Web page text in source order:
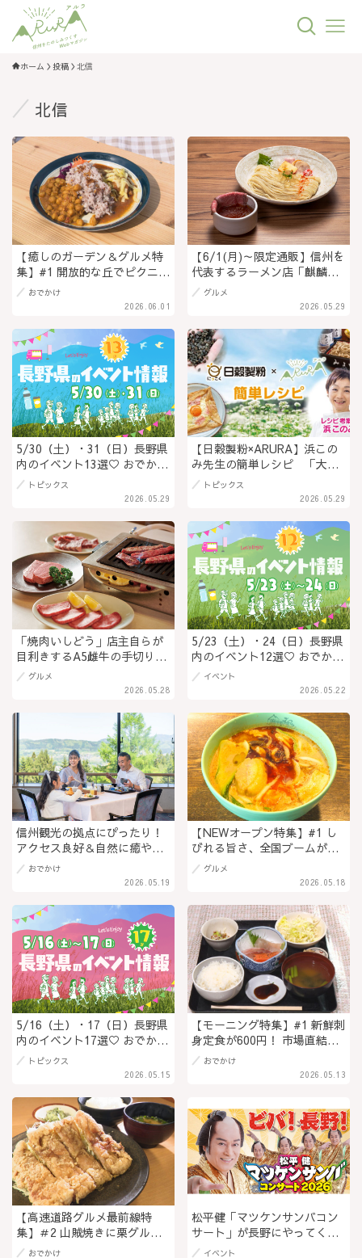
ホーム 投稿 北信
北信
【癒しのガーデン＆グルメ特
集】#1 開放的な丘でピクニッ
ク気分！ 『サンクゼールの
丘』 リニューアルした庭で
飯綱町
2026.06.01
おでかけ
【6/1(月)～限定通販】信州を
代表するラーメン店「麒麟
児」とその一門が手がける、
待望の第二弾セット。自宅の
のつけダレを一度に食べ比べ
られる贅沢な一品（PR）
2026.05.29
グルメ
5/30（土）・31（日）長野県
内のイベント13選♡ おでかけ
を楽しもう！
2026.05.29
トピックス
【日穀製粉×ARURA】浜この
み先生の簡単レシピ 「大葉
もちせんべい」（PR）
2026.05.29
トピックス
「焼肉いしどう」店主自らが
目利きするA5雌牛の手切り肉
が魅力！上越市の名店「慶
州」系列店が長野駅前に初進
2026.05.28
グルメ
5/23（土）・24（日）長野県
内のイベント12選♡ おでかけ
を楽しもう！
2026.05.22
イベント
信州観光の拠点にぴったり！
アクセス良好＆自然に癒やさ
れる「HOTEL NICC」で叶う
快適ステイ ＠長野県飯綱町
2026.05.19
おでかけ
【NEWオープン特集】#1 し
びれる旨さ、全国ブームがつ
いに長野上陸『麻辣湯RaLa 長
野店』 ＠長野県長野市2026.05.18
グルメ
5/16（土）・17（日）長野県
内のイベント17選♡ おでかけ
を楽しもう！
2026.05.15
トピックス
【モーニング特集】#1 新鮮刺
身定食が600円！ 市場直結
の”市場メシ”が破格すぎる
『万雷』 長野市の卸売市場で
2026.05.13
おでかけ
【高速道路グルメ最前線特
集】＃2 山賊焼きに栗グル
メ、信州の味が全部そろう
おでかけ
松平健「マツケンサンバコン
サート」が長野にやってく
る！7月25日、ホクト文化ホ
イベント